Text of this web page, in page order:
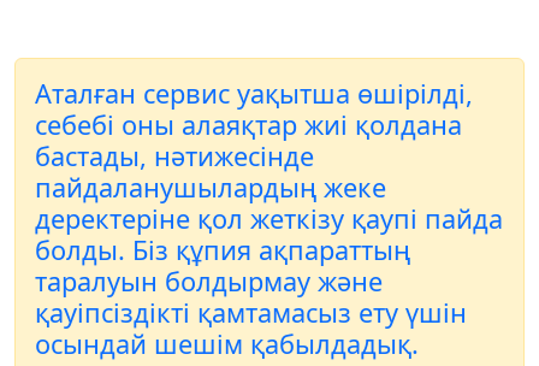
Аталған сервис уақытша өшірілді,
себебі оны алаяқтар жиі қолдана
бастады, нәтижесінде
пайдаланушылардың жеке
деректеріне қол жеткізу қаупі пайда
болды. Біз құпия ақпараттың
таралуын болдырмау және
қауіпсіздікті қамтамасыз ету үшін
осындай шешім қабылдадық.